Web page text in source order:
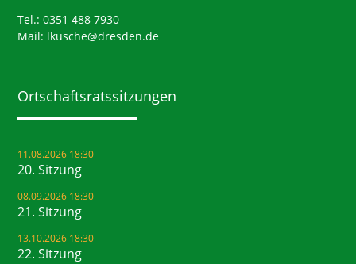
Tel.: 0351 488 7930
Mail: lkusche@dresden.de
Ortschaftsrats­sitzungen
11.08.2026 18:30
20. Sitzung
08.09.2026 18:30
21. Sitzung
13.10.2026 18:30
22. Sitzung